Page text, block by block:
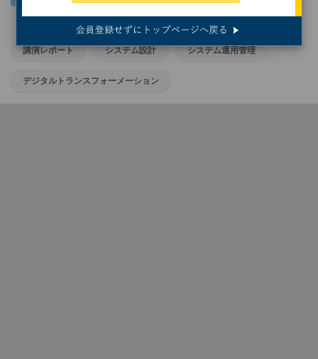
講演レポート システム設計 システム運用管理
デジタルトランスフォーメーション